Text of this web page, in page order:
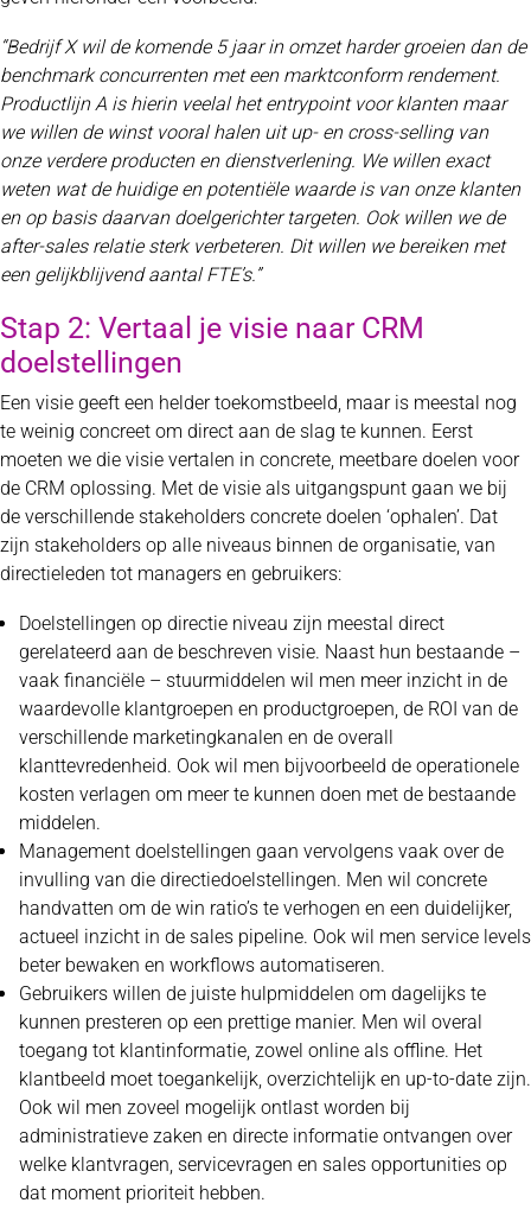
“Bedrijf X wil de komende 5 jaar in omzet harder groeien dan de
benchmark concurrenten met een marktconform rendement.
Productlijn A is hierin veelal het entrypoint voor klanten maar
we willen de winst vooral halen uit up- en cross-selling van
onze verdere producten en dienstverlening. We willen exact
weten wat de huidige en potentiële waarde is van onze klanten
en op basis daarvan doelgerichter targeten. Ook willen we de
after-sales relatie sterk verbeteren. Dit willen we bereiken met
een gelijkblijvend aantal FTE’s.”
Stap 2: Vertaal je visie naar CRM
doelstellingen
Een visie geeft een helder toekomstbeeld, maar is meestal nog
te weinig concreet om direct aan de slag te kunnen. Eerst
moeten we die visie vertalen in concrete, meetbare doelen voor
de CRM oplossing. Met de visie als uitgangspunt gaan we bij
de verschillende stakeholders concrete doelen ‘ophalen’. Dat
zijn stakeholders op alle niveaus binnen de organisatie, van
directieleden tot managers en gebruikers:
Doelstellingen op directie niveau zijn meestal direct
gerelateerd aan de beschreven visie. Naast hun bestaande –
vaak financiële – stuurmiddelen wil men meer inzicht in de
waardevolle klantgroepen en productgroepen, de ROI van de
verschillende marketingkanalen en de overall
klanttevredenheid. Ook wil men bijvoorbeeld de operationele
kosten verlagen om meer te kunnen doen met de bestaande
middelen.
Management doelstellingen gaan vervolgens vaak over de
invulling van die directiedoelstellingen. Men wil concrete
handvatten om de win ratio’s te verhogen en een duidelijker,
actueel inzicht in de sales pipeline. Ook wil men service levels
beter bewaken en workflows automatiseren.
Gebruikers willen de juiste hulpmiddelen om dagelijks te
kunnen presteren op een prettige manier. Men wil overal
toegang tot klantinformatie, zowel online als offline. Het
klantbeeld moet toegankelijk, overzichtelijk en up-to-date zijn.
Ook wil men zoveel mogelijk ontlast worden bij
administratieve zaken en directe informatie ontvangen over
welke klantvragen, servicevragen en sales opportunities op
dat moment prioriteit hebben.